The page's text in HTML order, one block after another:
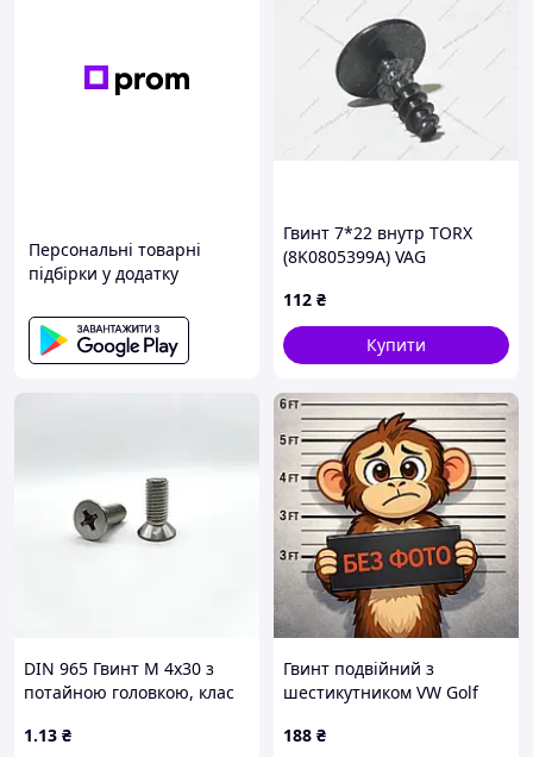
Персональні товарні
підбірки у додатку
Гвинт 7*22 внутр TORX
(8K0805399A) VAG
112 ₴
Купити
DIN 965 Гвинт М 4х30 з
потайною головкою, клас
1.13 ₴
Гвинт подвійний з
шестикутником VW Golf
VAG
188 ₴